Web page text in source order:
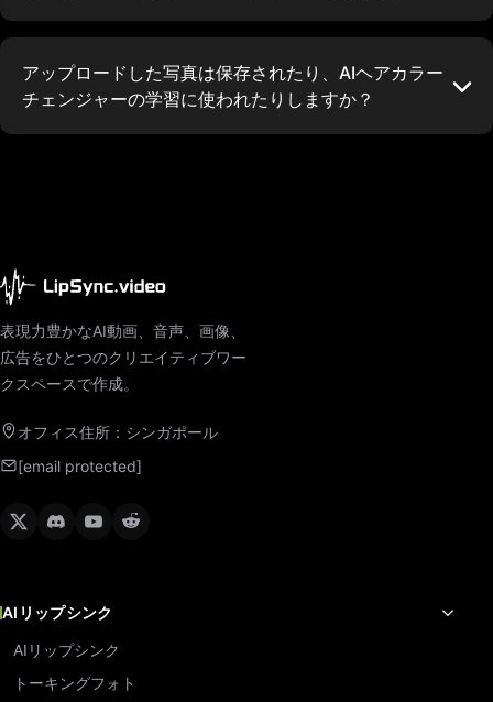
アップロードした写真は保存されたり、AIヘアカラー
チェンジャーの学習に使われたりしますか？
表現力豊かなAI動画、音声、画像、
広告をひとつのクリエイティブワー
クスペースで作成。
オフィス住所：シンガポール
[email protected]
AIリップシンク
AIリップシンク
トーキングフォト